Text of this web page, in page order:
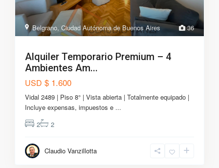
36
Belgrano,Ciudad Autónoma de Buenos Aires
Alquiler Temporario Premium – 4
Ambientes Am...
USD $ 1.600
Vidal 2489 | Piso 8° | Vista abierta | Totalmente equipado |
Incluye expensas, impuestos e ...
2
2
Claudio Vanzillotta